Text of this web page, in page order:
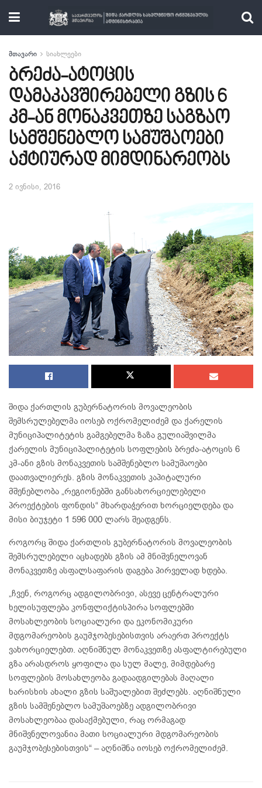
მთავარი სიახლეები
ბრეძა-ატოცის
დამაკავშირებელი გზის 6
კმ-ან მონაკვეთზე საგზაო
სამშენებლო სამუშაოები
აქტიურად მიმდინარეობს
2 ივნისი, 2016
შიდა ქართლის გუბერნატორის მოვალეობის
შემსრულებელმა იოსებ ოქრომელიძემ და ქარელის
მუნიციპალიტეტის გამგებელმა ზაზა გულიაშვილმა
ქარელის მუნიციპალიტეტის სოფლების ბრეძა-ატოცის 6
კმ-ანი გზის მონაკვეთის სამშენებლო სამუშაოები
დაათვალიერეს. გზის მონაკვეთის კაპიტალური
მშენებლობა „რეგიონებში განსახორციელებელი
პროექტების ფონდის“ მხარდაჭერით ხორციელდება და
მისი ბიუჯეტი 1 596 000 ლარს შეადგენს.
როგორც შიდა ქართლის გუბერნატორის მოვალეობის
შემსრულებელი აცხადებს გზის ამ მნიშვნელოვან
მონაკვეთზე ასფალსაფარის დაგება პირველად ხდება.
„ჩვენ, როგორც ადგილობრივი, ასევე ცენტრალური
ხელისუფლება კონფლიქტისპირა სოფლებში
მოსახლეობის სოციალური და ეკონომიკური
მდგომარეობის გაუმჯობესებისთვის არაერთ პროექტს
ვახორციელებთ. აღნიშნულ მონაკვეთზე ასფალტირებული
გზა არასდროს ყოფილა და სულ მალე, მიმდებარე
სოფლების მოსახლეობა გადაადგილებას მაღალი
ხარისხის ახალი გზის საშუალებით შეძლებს. აღნიშნული
გზის სამშენებლო სამუშაოებზე ადგილობრივი
მოსახლეობაა დასაქმებული, რაც ორმაგად
მნიშვნელოვანია მათი სოციალური მდგომარეობის
გაუმჯობესებისთვის“ – აღნიშნა იოსებ ოქრომელიძემ.